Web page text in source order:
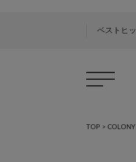
ベストヒ
TOP >